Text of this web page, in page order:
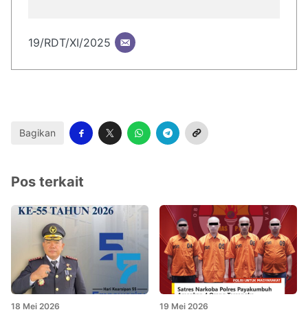
19/RDT/XI/2025
Bagikan
Pos terkait
18 Mei 2026 19 Mei 2026